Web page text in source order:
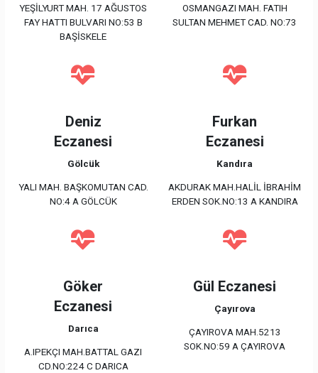
YEŞİLYURT MAH. 17 AĞUSTOS
FAY HATTI BULVARI NO:53 B
BAŞİSKELE
OSMANGAZI MAH. FATIH
SULTAN MEHMET CAD. NO:73
Deniz
Eczanesi
Gölcük
YALI MAH. BAŞKOMUTAN CAD.
NO:4 A GÖLCÜK
Furkan
Eczanesi
Kandıra
AKDURAK MAH.HALİL İBRAHİM
ERDEN SOK.NO:13 A KANDIRA
Göker
Eczanesi
Darıca
A.IPEKÇI MAH.BATTAL GAZI
CD.NO:224 C DARICA
Gül Eczanesi
Çayırova
ÇAYIROVA MAH.5213
SOK.NO:59 A ÇAYIROVA